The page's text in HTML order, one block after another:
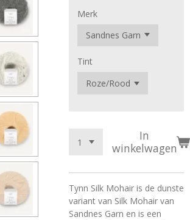
Merk
Tint
In
winkelwagen
Tynn Silk Mohair is de dunste
variant van Silk Mohair van
Sandnes Garn en is een